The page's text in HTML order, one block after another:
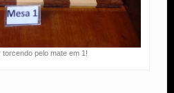
torcendo pelo mate em 1!